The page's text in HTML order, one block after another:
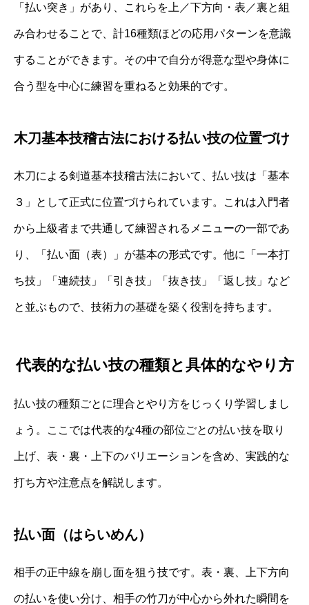
「払い突き」があり、これらを上／下方向・表／裏と組
み合わせることで、計16種類ほどの応用パターンを意識
することができます。その中で自分が得意な型や身体に
合う型を中心に練習を重ねると効果的です。
木刀基本技稽古法における払い技の位置づけ
木刀による剣道基本技稽古法において、払い技は「基本
３」として正式に位置づけられています。これは入門者
から上級者まで共通して練習されるメニューの一部であ
り、「払い面（表）」が基本の形式です。他に「一本打
ち技」「連続技」「引き技」「抜き技」「返し技」など
と並ぶもので、技術力の基礎を築く役割を持ちます。
代表的な払い技の種類と具体的なやり方
払い技の種類ごとに理合とやり方をじっくり学習しまし
ょう。ここでは代表的な4種の部位ごとの払い技を取り
上げ、表・裏・上下のバリエーションを含め、実践的な
打ち方や注意点を解説します。
払い面（はらいめん）
相手の正中線を崩し面を狙う技です。表・裏、上下方向
の払いを使い分け、相手の竹刀が中心から外れた瞬間を